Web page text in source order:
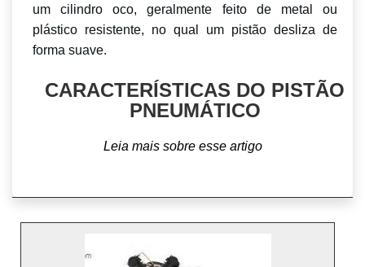
um cilindro oco, geralmente feito de metal ou
plástico resistente, no qual um pistão desliza de
forma suave.
CARACTERÍSTICAS DO PISTÃO
PNEUMÁTICO